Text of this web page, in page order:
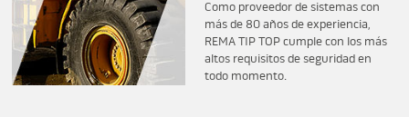
Como proveedor de sistemas con
más de 80 años de experiencia,
REMA TIP TOP cumple con los más
altos requisitos de seguridad en
todo momento.